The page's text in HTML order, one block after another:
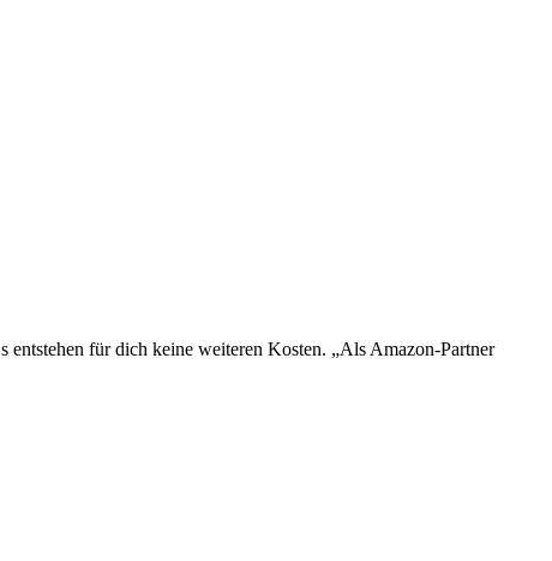
für dich keine weiteren Kosten. „Als Amazon-Partner